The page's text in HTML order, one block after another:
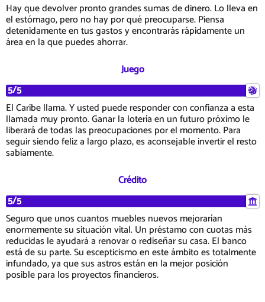
Hay que devolver pronto grandes sumas de dinero. Lo lleva en
el estómago, pero no hay por qué preocuparse. Piensa
detenidamente en tus gastos y encontrarás rápidamente un
área en la que puedes ahorrar.
Juego
5/5
El Caribe llama. Y usted puede responder con confianza a esta
llamada muy pronto. Ganar la lotería en un futuro próximo le
liberará de todas las preocupaciones por el momento. Para
seguir siendo feliz a largo plazo, es aconsejable invertir el resto
sabiamente.
Crédito
5/5
Seguro que unos cuantos muebles nuevos mejorarían
enormemente su situación vital. Un préstamo con cuotas más
reducidas le ayudará a renovar o rediseñar su casa. El banco
está de su parte. Su escepticismo en este ámbito es totalmente
infundado, ya que sus astros están en la mejor posición
posible para los proyectos financieros.